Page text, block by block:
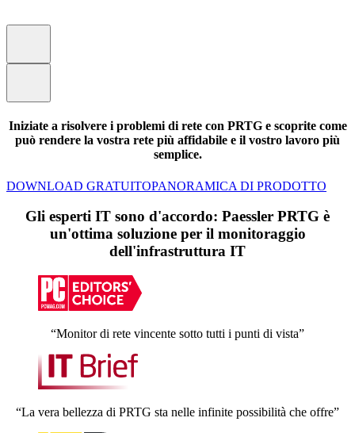
Iniziate a risolvere i problemi di rete con PRTG e scoprite come
può rendere la vostra rete più affidabile e il vostro lavoro più
semplice.
DOWNLOAD GRATUITOPANORAMICA DI PRODOTTO
Gli esperti IT sono d'accordo: Paessler PRTG è
un'ottima soluzione per il monitoraggio
dell'infrastruttura IT
“Monitor di rete vincente sotto tutti i punti di vista”
“La vera bellezza di PRTG sta nelle infinite possibilità che offre”